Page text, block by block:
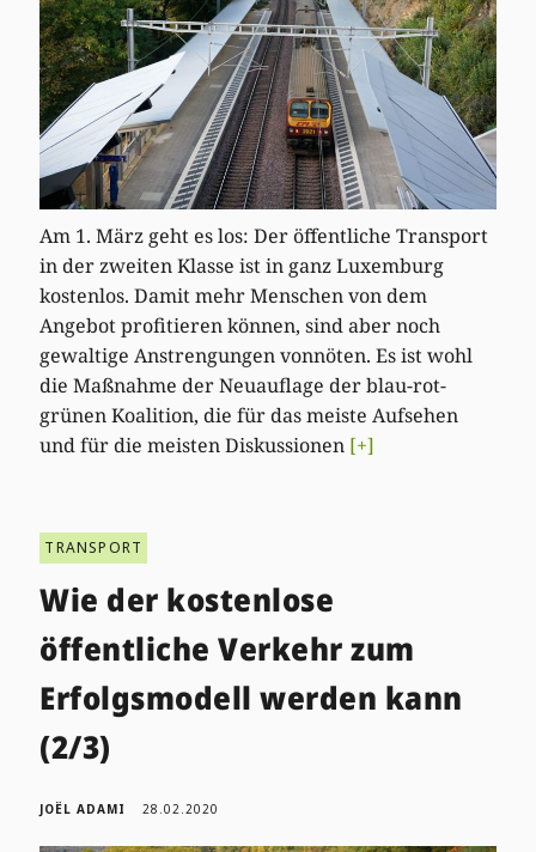
Am 1. März geht es los: Der öffentliche Transport
in der zweiten Klasse ist in ganz Luxemburg
kostenlos. Damit mehr Menschen von dem
Angebot profitieren können, sind aber noch
gewaltige Anstrengungen vonnöten. Es ist wohl
die Maßnahme der Neuauflage der blau-rot-
grünen Koalition, die für das meiste Aufsehen
und für die meisten Diskussionen [+]
TRANSPORT
Wie der kostenlose
öffentliche Verkehr zum
Erfolgsmodell werden kann
(2/3)
JOËL ADAMI 28.02.2020